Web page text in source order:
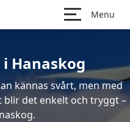
Menu
Hanaskog
kännas svårt, men med
det enkelt och tryggt –